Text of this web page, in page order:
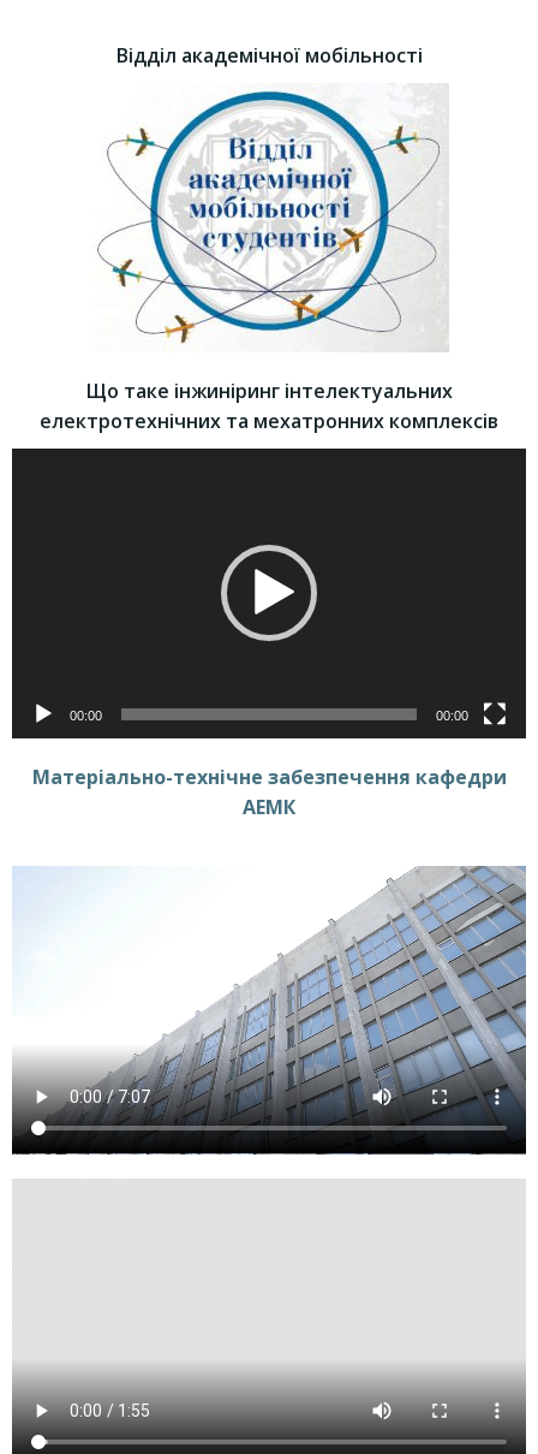
Відділ академічної мобільності
Що таке інжиніринг інтелектуальних
електротехнічних та мехатронних комплексів
00:00 00:00
Матеріально-технічне забезпечення кафедри
АЕМК